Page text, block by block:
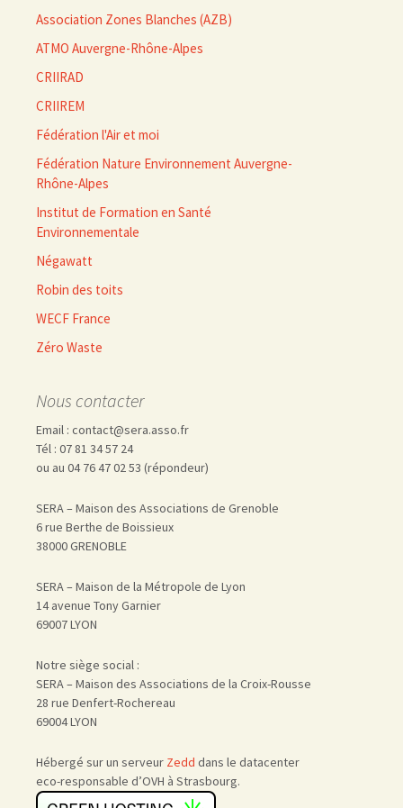
Association Zones Blanches (AZB)
ATMO Auvergne-Rhône-Alpes
CRIIRAD
CRIIREM
Fédération l'Air et moi
Fédération Nature Environnement Auvergne-
Rhône-Alpes
Institut de Formation en Santé
Environnementale
Négawatt
Robin des toits
WECF France
Zéro Waste
Nous contacter
Email : contact@sera.asso.fr
Tél : 07 81 34 57 24
ou au 04 76 47 02 53 (répondeur)
SERA – Maison des Associations de Grenoble
6 rue Berthe de Boissieux
38000 GRENOBLE
SERA – Maison de la Métropole de Lyon
14 avenue Tony Garnier
69007 LYON
Notre siège social :
SERA – Maison des Associations de la Croix-Rousse
28 rue Denfert-Rochereau
69004 LYON
Hébergé sur un serveur Zedd dans le datacenter
eco-responsable d’OVH à Strasbourg.